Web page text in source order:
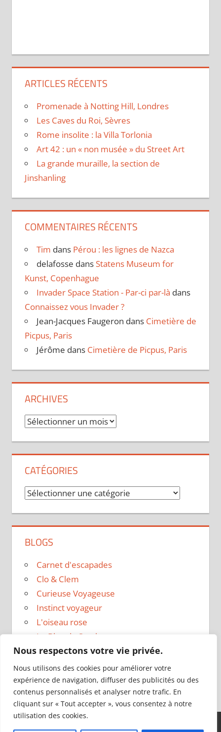
Nous respectons votre vie privée.
Nous utilisons des cookies pour améliorer votre
expérience de navigation, diffuser des publicités ou des
contenus personnalisés et analyser notre trafic. En
cliquant sur « Tout accepter », vous consentez à notre
utilisation des cookies.
ARTICLES RÉCENTS
Promenade à Notting Hill, Londres
Les Caves du Roi, Sèvres
Rome insolite : la Villa Torlonia
Art 42 : un « non musée » du Street Art
La grande muraille, la section de
Jinshanling
COMMENTAIRES RÉCENTS
Tim dans Pérou : les lignes de Nazca
delafosse dans Statens Museum for
Kunst, Copenhague
Invader Space Station - Par-ci par-là dans
Connaissez vous Invader ?
Jean-Jacques Faugeron dans Cimetière de
Picpus, Paris
Jérôme dans Cimetière de Picpus, Paris
ARCHIVES
Archives
CATÉGORIES
Catégories
BLOGS
Carnet d'escapades
Clo & Clem
Curieuse Voyageuse
Instinct voyageur
L'oiseau rose
Le Blog de Sarah
Le sac a dos
Madame Oreille
Voyages et Vagabondages